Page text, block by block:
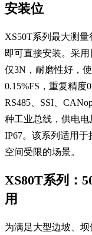
安装位
XS50T系列最大测
即可直接安装。采
仅3N，耐磨性好，
0.15%FS，重复精度
RS485、SSI、
种工业总线，供电
IP67。该系列适用
空间受限的场景。
XS80T系列：
用
为满足大型边坡、